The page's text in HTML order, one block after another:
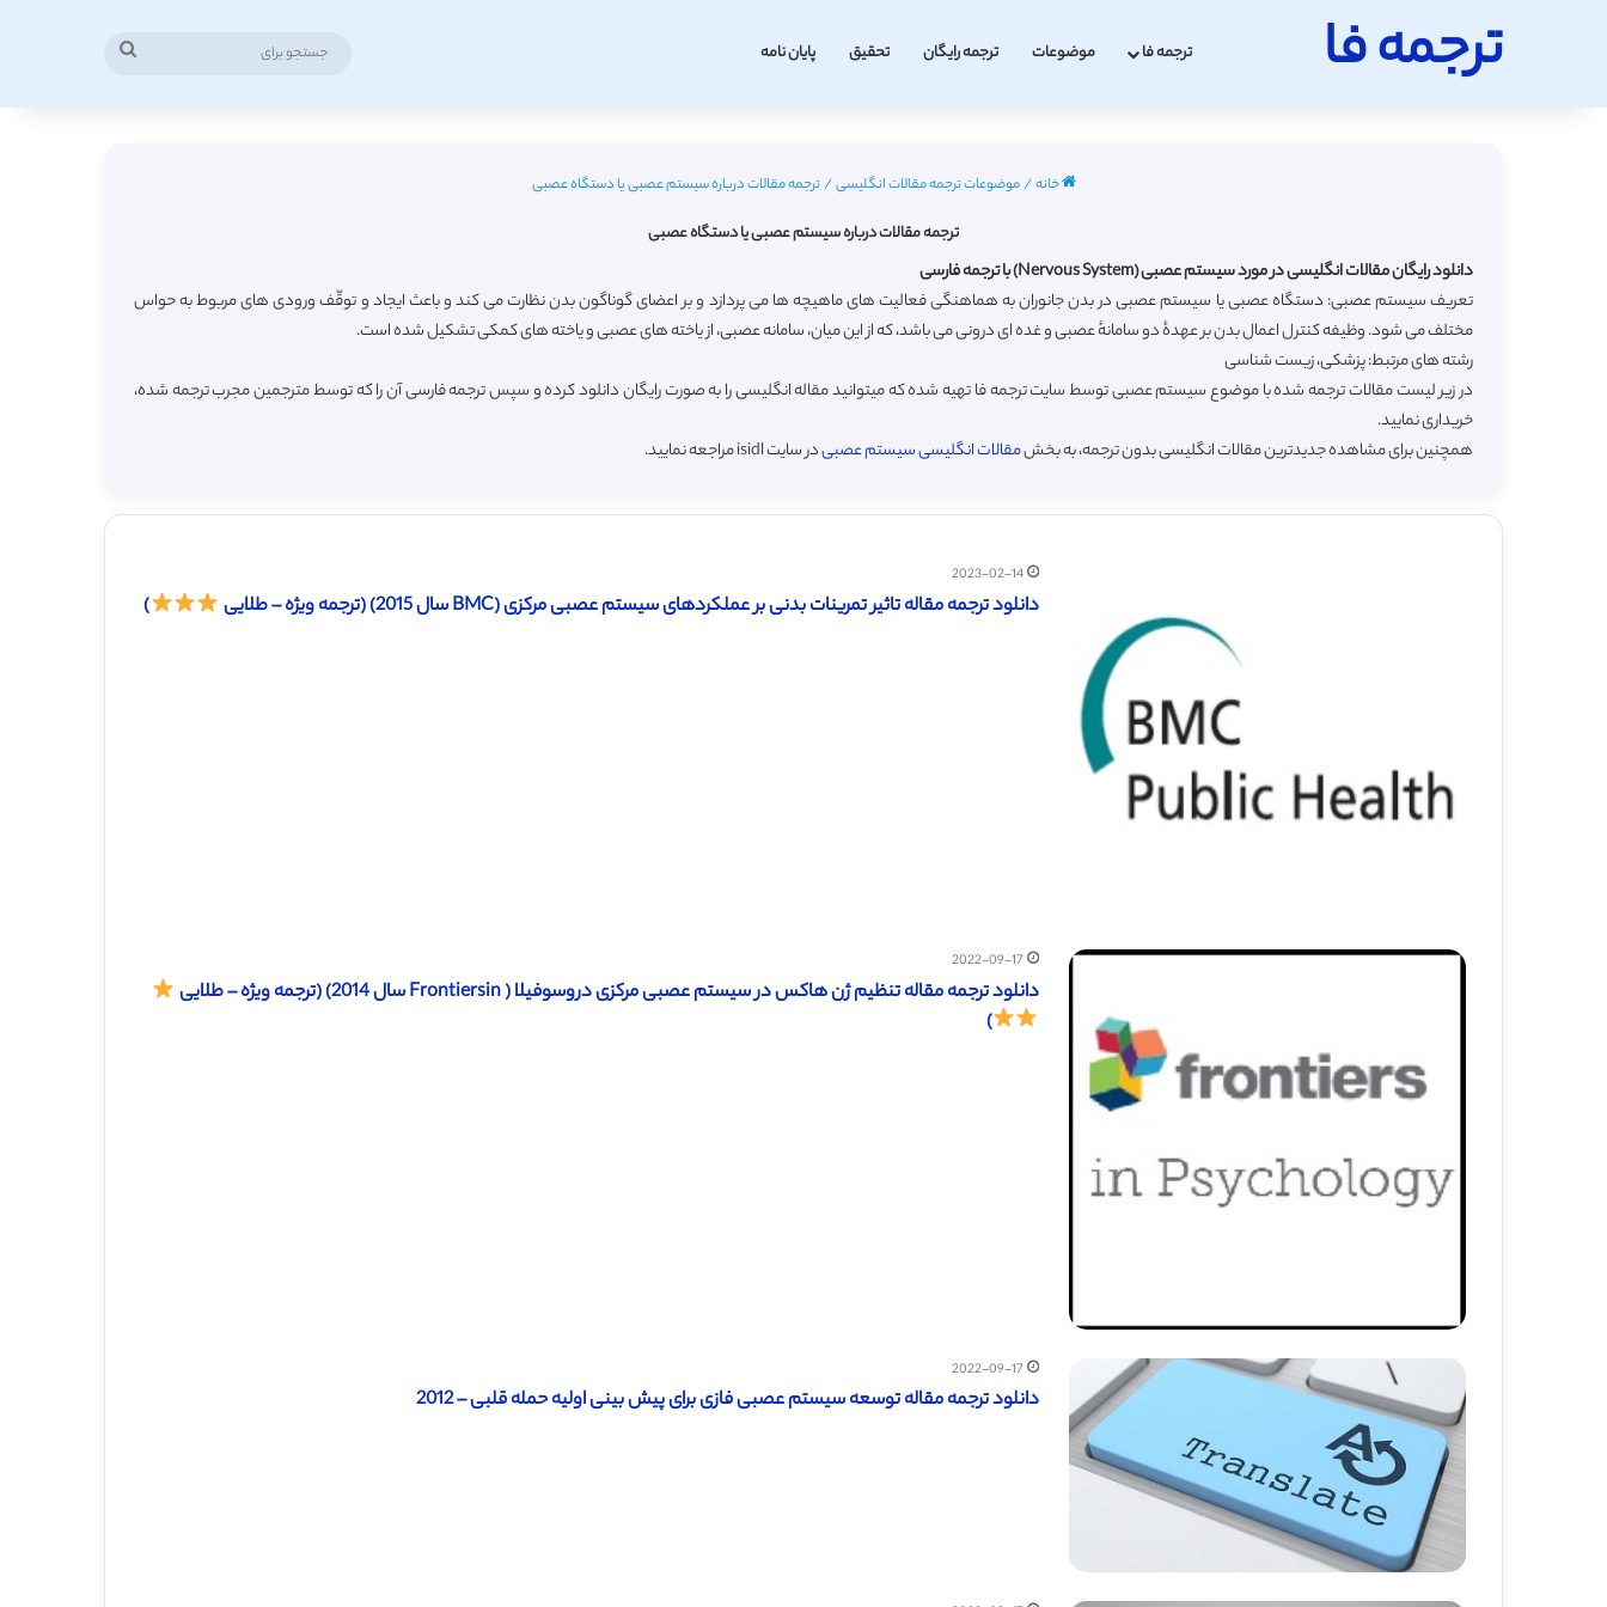
ترجمه فا ترجمه فا موضوعات ترجمه رایگان تحقیق پایان نامه
خانه/موضوعات ترجمه مقالات انگلیسی/ترجمه مقالات درباره سیستم عصبی یا دستگاه عصبی
ترجمه مقالات درباره سیستم عصبی یا دستگاه عصبی
دانلود رایگان مقالات انگلیسی در مورد سیستم عصبی (Nervous System) با ترجمه فارسی
تعریف سیستم عصبی: دستگاه عصبی یا سیستم عصبی در بدن جانوران به هماهنگی فعالیت های ماهیچه ها می پردازد و بر اعضای گوناگون بدن نظارت می کند و باعث ایجاد و توقّف ورودی های مربوط به حواس
مختلف می شود. وظیفه کنترل اعمال بدن بر عهدهٔ دو سامانهٔ عصبی و غده ای درونی می باشد، که از این میان، سامانه عصبی، از یاخته های عصبی و یاخته های کمکی تشکیل شده است.
رشته های مرتبط: پزشکی، زیست شناسی
در زیر لیست مقالات ترجمه شده با موضوع سیستم عصبی توسط سایت ترجمه فا تهیه شده که میتوانید مقاله انگلیسی را به صورت رایگان دانلود کرده و سپس ترجمه فارسی آن را که توسط مترجمین مجرب ترجمه شده،
خریداری نمایید.
همچنین برای مشاهده جدیدترین مقالات انگلیسی بدون ترجمه، به بخشمقالات انگلیسی سیستم عصبیدر سایت isidl مراجعه نمایید.
2023-02-14
دانلود ترجمه مقاله تاثیر تمرینات بدنی بر عملکردهای سیستم عصبی مرکزی (BMC سال 2015) (ترجمه ویژه – طلایی )
2022-09-17
دانلود ترجمه مقاله تنظیم ژن هاکس در سیستم عصبی مرکزی دروسوفیلا ( Frontiersin سال 2014) (ترجمه ویژه – طلایی
)
2022-09-17
دانلود ترجمه مقاله توسعه سیستم عصبی فازی برای پیش بینی اولیه حمله قلبی – 2012